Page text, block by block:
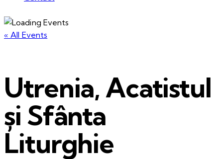
« All Events
Utrenia, Acatistul
și Sfânta
Liturghie